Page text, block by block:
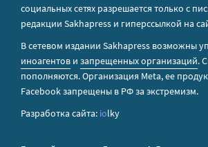
социальных сетях разрешается только с
редакции Sakhapress и гиперссылкой на
В сетевом издании Sakhapress возможны
иноагентов и запрещенных организаций.
пополняются. Организация Metа, ее
Facebook запрещены в РФ за экстремизм.
Разработка сайта: iolky